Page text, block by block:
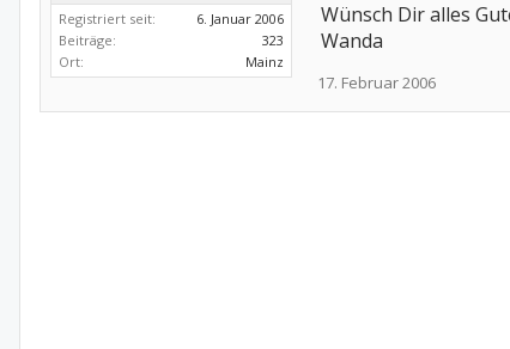
Registriert seit:
6. Januar 2006
Beiträge:
323
Ort:
Mainz
Wünsch Dir alles
Wanda
17. Februar 2006